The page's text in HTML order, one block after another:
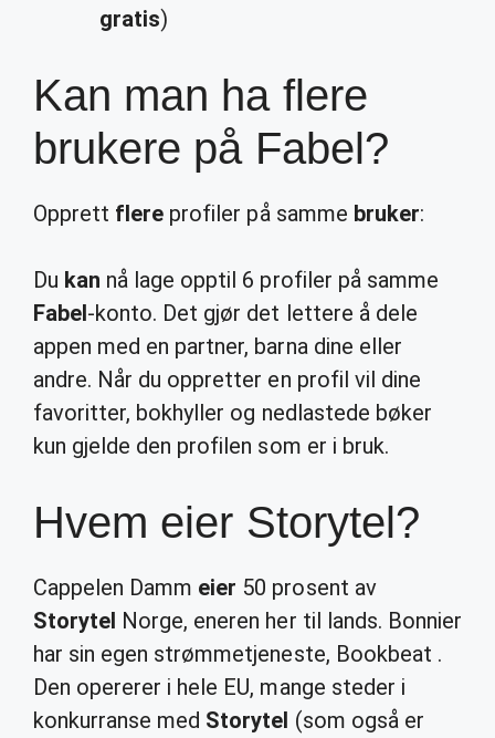
gratis)
Kan man ha flere
brukere på Fabel?
Opprett flere profiler på samme bruker:
Du kan nå lage opptil 6 profiler på samme
Fabel-konto. Det gjør det lettere å dele
appen med en partner, barna dine eller
andre. Når du oppretter en profil vil dine
favoritter, bokhyller og nedlastede bøker
kun gjelde den profilen som er i bruk.
Hvem eier Storytel?
Cappelen Damm eier 50 prosent av
Storytel Norge, eneren her til lands. Bonnier
har sin egen strømmetjeneste, Bookbeat .
Den opererer i hele EU, mange steder i
konkurranse med Storytel (som også er